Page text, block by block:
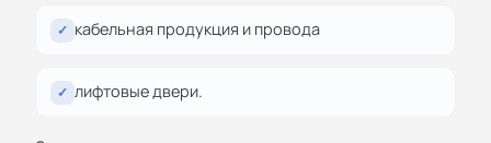
✓ кабельная продукция и провода
✓ лифтовые двери.